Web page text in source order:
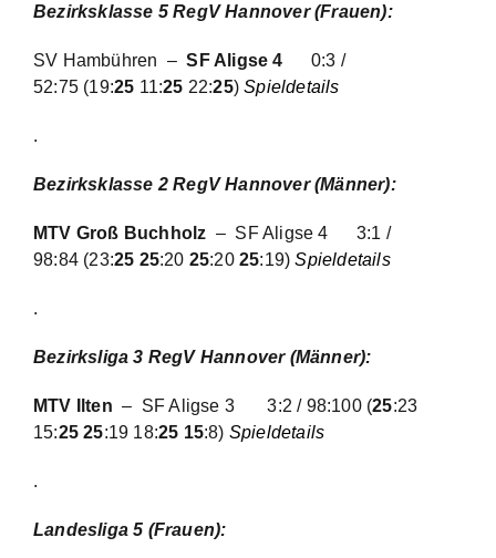
Bezirksklasse 5 RegV Hannover (Frauen):
SV Hambühren –SF Aligse 4
0:3 /
52:75 (19:25 11:25 22:25) Spieldetails
.
Bezirksklasse 2 RegV Hannover (Männer):
MTV Groß Buchholz – SF Aligse 4 3:1 /
98:84 (23:25 25:20 25:2025:19) Spieldetails
.
Bezirksliga 3 RegV Hannover (Männer):
MTV Ilten – SF Aligse 33:2 / 98:100 (25:23
15:25 25:19 18:25 15:8) Spieldetails
.
Landesliga 5 (Frauen):